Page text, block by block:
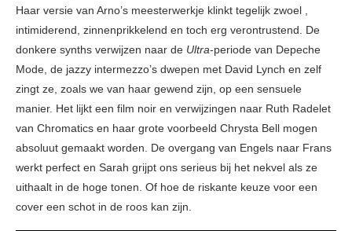
Haar versie van Arno’s meesterwerkje klinkt tegelijk zwoel ,
intimiderend, zinnenprikkelend en toch erg verontrustend. De
donkere synths verwijzen naar de Ultra-periode van Depeche
Mode, de jazzy intermezzo’s dwepen met David Lynch en zelf
zingt ze, zoals we van haar gewend zijn, op een sensuele
manier. Het lijkt een film noir en verwijzingen naar Ruth Radelet
van Chromatics en haar grote voorbeeld Chrysta Bell mogen
absoluut gemaakt worden. De overgang van Engels naar Frans
werkt perfect en Sarah grijpt ons serieus bij het nekvel als ze
uithaalt in de hoge tonen. Of hoe de riskante keuze voor een
cover een schot in de roos kan zijn.